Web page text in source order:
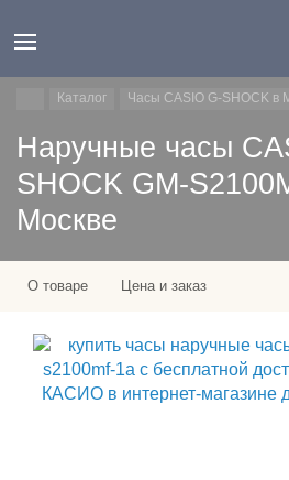
Каталог Часы CASIO G-SHOCK в
Наручные часы
SHOCK GM-
Москве
О товаре Цена и заказ